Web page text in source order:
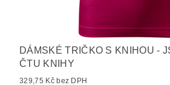
DÁMSKÉ TRIČKO S KNIHOU -
ČTU KNIHY
329,75 Kč bez DPH